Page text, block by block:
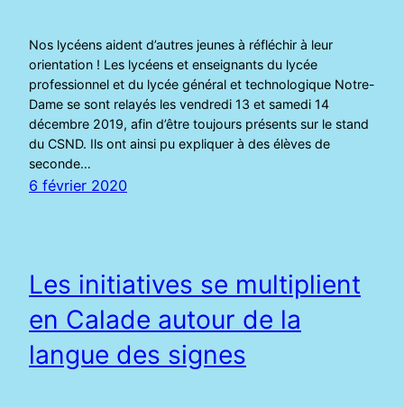
Nos lycéens aident d’autres jeunes à réfléchir à leur
orientation ! Les lycéens et enseignants du lycée
professionnel et du lycée général et technologique Notre-
Dame se sont relayés les vendredi 13 et samedi 14
décembre 2019, afin d’être toujours présents sur le stand
du CSND. Ils ont ainsi pu expliquer à des élèves de
seconde…
6 février 2020
Les initiatives se multiplient
en Calade autour de la
langue des signes